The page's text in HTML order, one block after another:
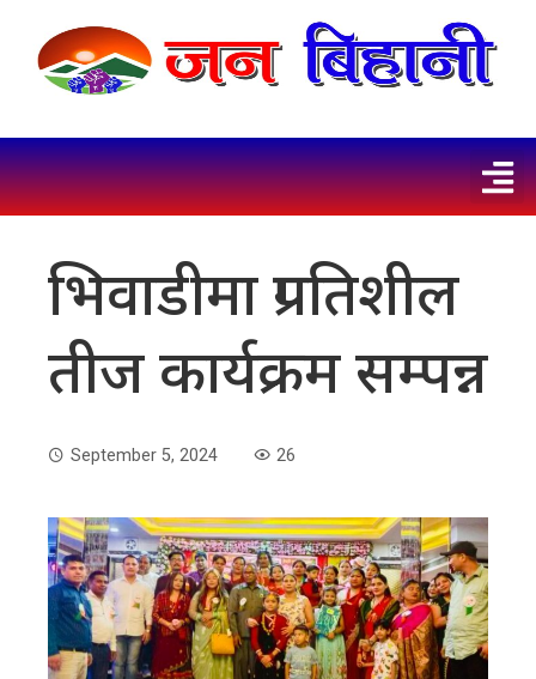
भिवाडीमा प्रगतिशील
तीज कार्यक्रम सम्पन्न
September 5, 2024 26